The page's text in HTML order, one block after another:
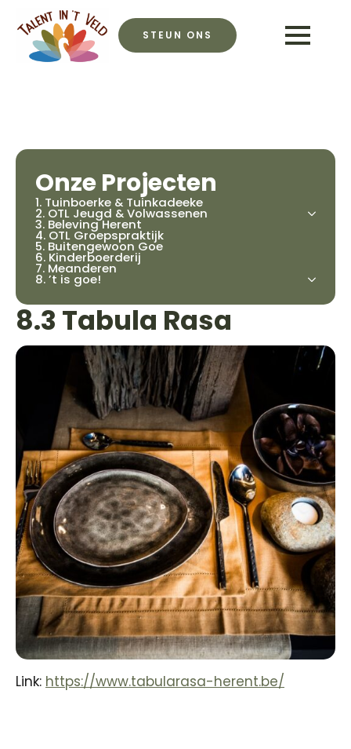
STEUN ONS
Onze Projecten
1. Tuinboerke & Tuinkadeeke
2. OTL Jeugd & Volwassenen
3. Beleving Herent
4. OTL Groepspraktijk
5. Buitengewoon Goe
6. Kinderboerderij
7. Meanderen
8. ’t is goe!
8.3 Tabula Rasa
Link: https://www.tabularasa-herent.be/